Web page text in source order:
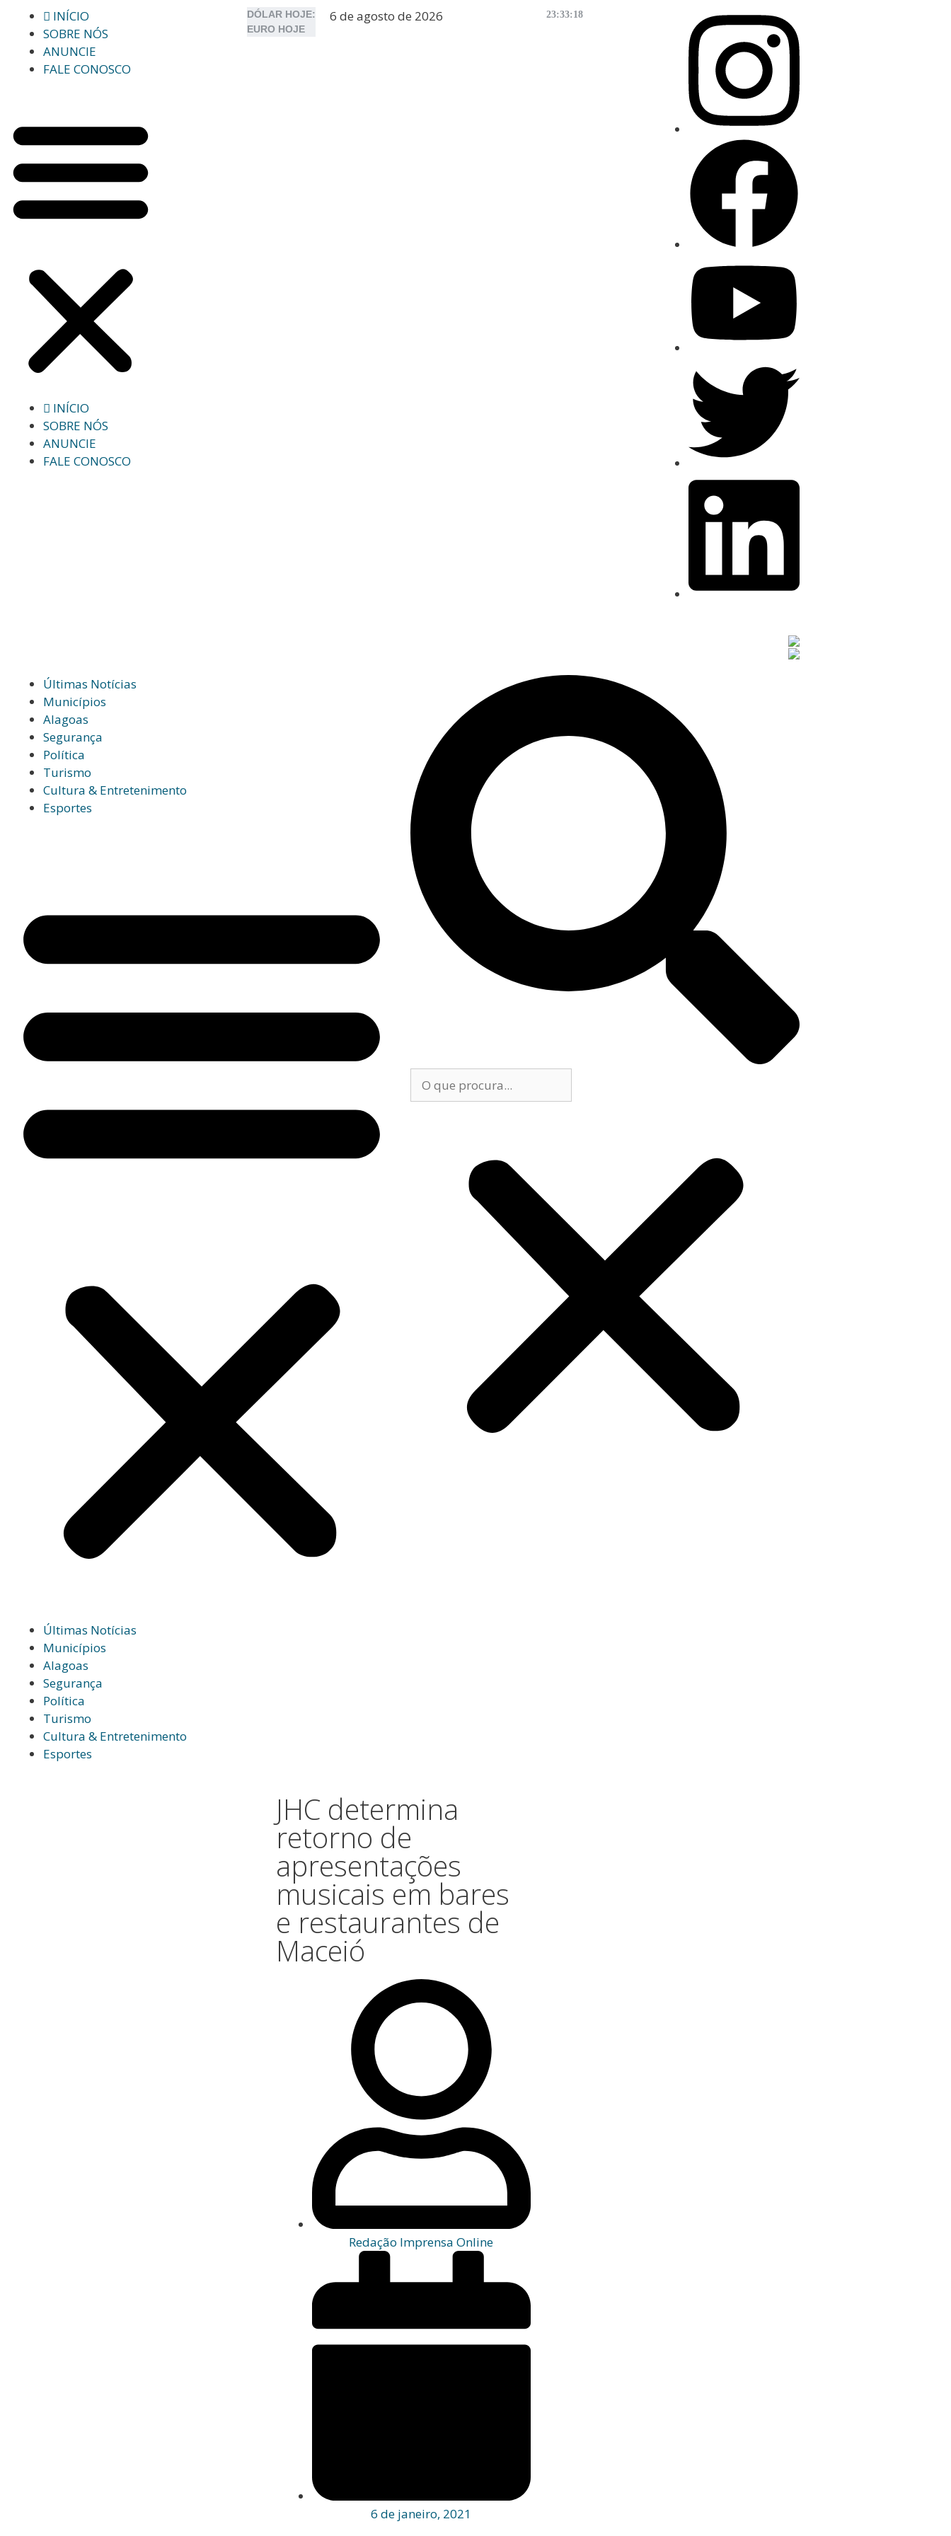
INÍCIO
SOBRE NÓS
ANUNCIE
FALE CONOSCO
INÍCIO
SOBRE NÓS
ANUNCIE
FALE CONOSCO
DÓLAR HOJE:
EURO HOJE
6 de agosto de 2026 23:33:19
Últimas Notícias
Municípios
Alagoas
Segurança
Política
Turismo
Cultura & Entretenimento
Esportes
Últimas Notícias
Municípios
Alagoas
Segurança
Política
Turismo
Cultura & Entretenimento
Esportes
JHC determina
retorno de
apresentações
musicais em bares
e restaurantes de
Maceió
Redação Imprensa Online
6 de janeiro, 2021